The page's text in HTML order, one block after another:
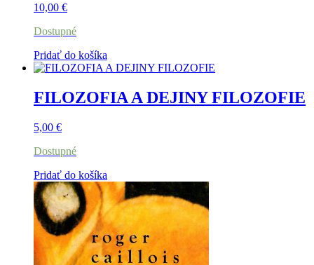
10,00 €
Dostupné
Pridať do košíka
FILOZOFIA A DEJINY FILOZOFIE
5,00 €
Dostupné
Pridať do košíka